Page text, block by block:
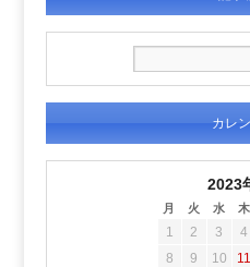
カレ
2023
月 火 水 木
1 2 3 4
8
9 10 11